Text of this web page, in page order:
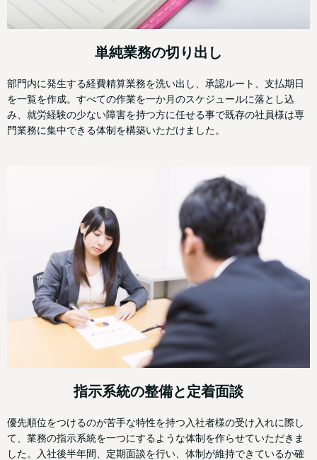
単純業務の切り出し
部門内に発生する経費精算業務を洗い出し、承認ルート、支払期日
を一覧を作成。すべての作業を一か月のスケジュールに落とし込
み、就労経験の少ない障害を持つ方に任せる事で既存の社員様は専
門業務に集中できる体制を構築いただけました。
指示系統の整備と定着面談
優先順位をつけるのが苦手な特性を持つ入社者様の受け入れに際し
て、業務の指示系統を一つにするような体制を作らせていただきま
した。入社後半年間、定期面談を行い、体制が維持できているか確